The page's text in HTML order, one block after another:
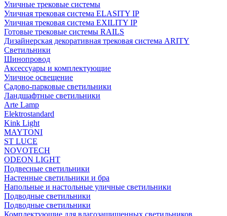
Уличные трековые системы
Уличная трековая система ELASITY IP
Уличная трековая система EXILITY IP
Готовые трековые системы RAILS
Дизайнерская декоративная трековая система ARITY
Светильники
Шинопровод
Аксессуары и комплектующие
Уличное освещение
Садово-парковые светильники
Ландшафтные светильники
Arte Lamp
Elektrostandard
Kink Light
MAYTONI
ST LUCE
NOVOTECH
ODEON LIGHT
Подвесные светильники
Настенные светильники и бра
Напольные и настольные уличные светильники
Подводные светильники
Подводные светильники
Комплектующие для влагозащищенных светильников